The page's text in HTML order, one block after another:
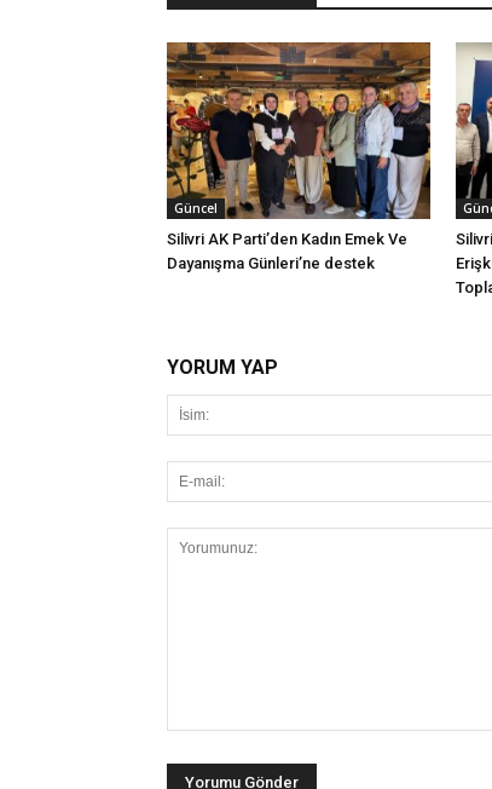
Güncel
Silivri AK Parti’den Kadın Emek Ve
Dayanışma Günleri’ne destek
YORUM YAP